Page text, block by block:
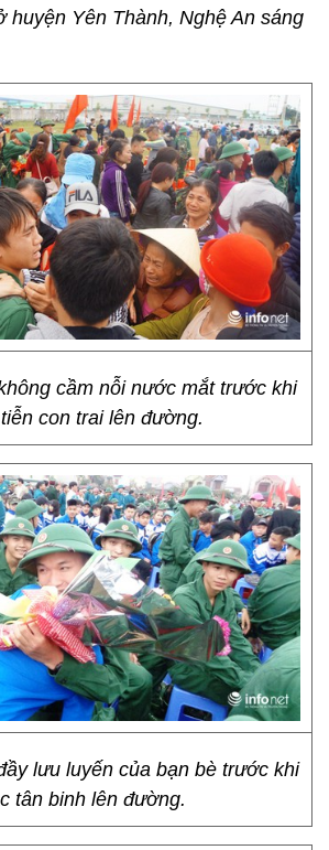
huyện Yên Thành, Nghệ An sáng
cầm nỗi nước mắt trước khi
con trai lên đường.
lưu luyến của bạn bè trước khi
tân binh lên đường.